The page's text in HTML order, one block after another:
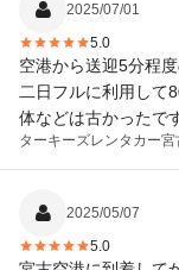
2025/07/01
5.0
空港から送迎5分程
二日フルに利用して
体などは古かったで
した。 また、機会が
ございました。
ターキーズレンタカー宮
2025/05/07
5.0